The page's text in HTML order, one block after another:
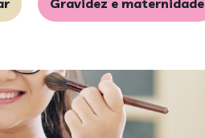
Gravidez e maternidade